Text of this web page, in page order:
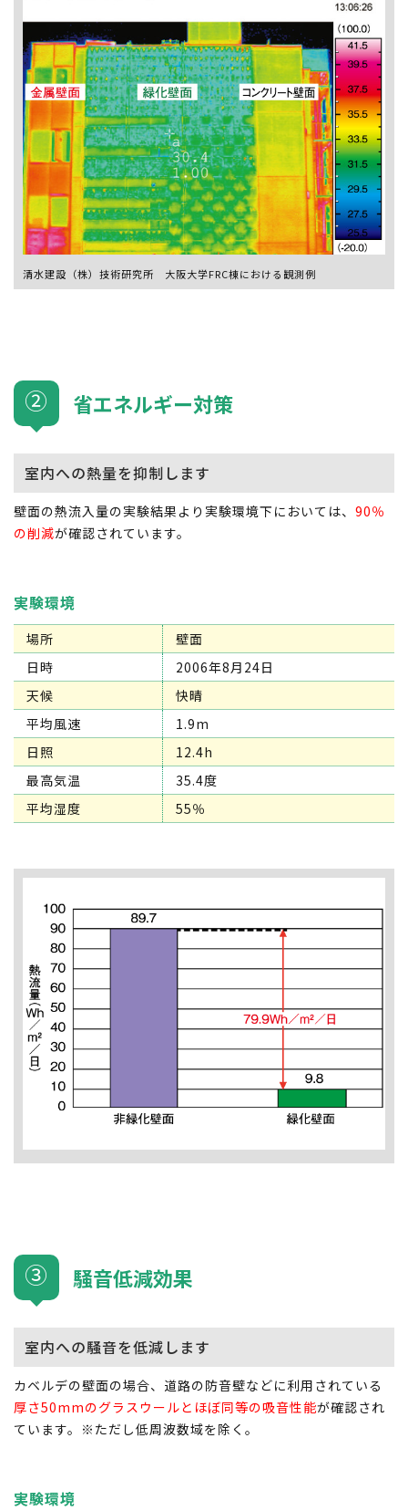
清水建設（株）技術研究所 大阪大学FRC棟における観測例
② 省エネルギー対策
室内への熱量を抑制します
壁面の熱流入量の実験結果より実験環境下においては、 90％
の削減が確認されています。
実験環境
場所
壁面
日時
2006年8月24日
天候
快晴
平均風速
1.9m
日照
12.4h
最高気温
35.4度
平均湿度
55％
③ 騒音低減効果
室内への騒音を低減します
カベルデの壁面の場合、道路の防音壁などに利用されている
厚さ50mmのグラスウールとほぼ同等の吸音性能が確認され
ています。※ただし低周波数域を除く。
実験環境